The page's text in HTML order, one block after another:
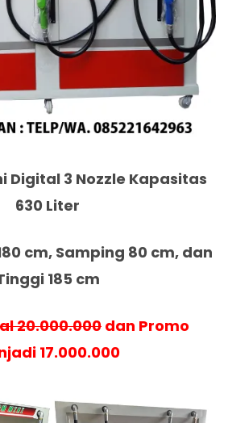
Digital 3 Nozzle Kapasitas
630 Liter
cm, Samping 80 cm, dan
185 cm
20.000.000 dan Promo
17.000.000